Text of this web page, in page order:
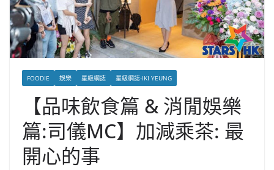
FOODIE 娛樂 星級網誌 星級網誌-IKI YEUNG
【品味飲食篇 & 消閒娛樂
篇:司儀MC】加減乘茶: 最
開心的事